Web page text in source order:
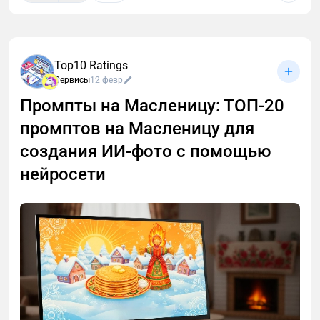
Top10 Ratings
Сервисы12 февр
Промпты на Масленицу: ТОП-20
промптов на Масленицу для
создания ИИ-фото с помощью
нейросети